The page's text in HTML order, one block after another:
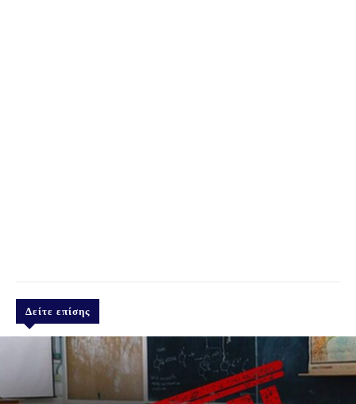
Δείτε επίσης